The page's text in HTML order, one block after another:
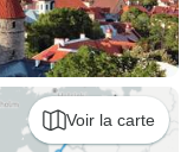
Voir la carte